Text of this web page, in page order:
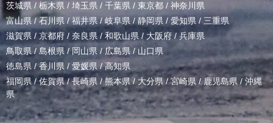
茨城県 / 栃木県 / 埼玉県 / 千葉県 / 東京都 / 神奈川県
富山県 /石川県/福井県/岐阜県 / 静岡県 / 愛知県 / 三重県
滋賀県 / 京都府 / 奈良県 / 和歌山県/ 大阪府 /兵庫県
鳥取県/ 島根県 /岡山県/ 広島県 / 山口県
徳島県 /香川県 / 愛媛県/高知県
福岡県/佐賀県/長崎県 /熊本県/ 大分県/宮崎県 /鹿児島県 / 沖縄
県